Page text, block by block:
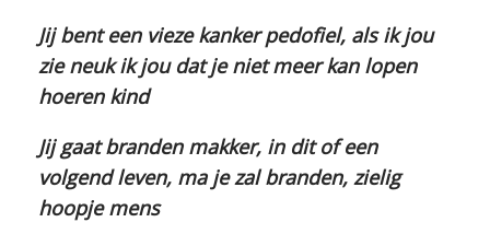
Jij bent een vieze kanker pedofiel, als ik jou
zie neuk ik jou dat je niet meer kan lopen
hoeren kind
Jij gaat branden makker, in dit of een
volgend leven, ma je zal branden, zielig
hoopje mens